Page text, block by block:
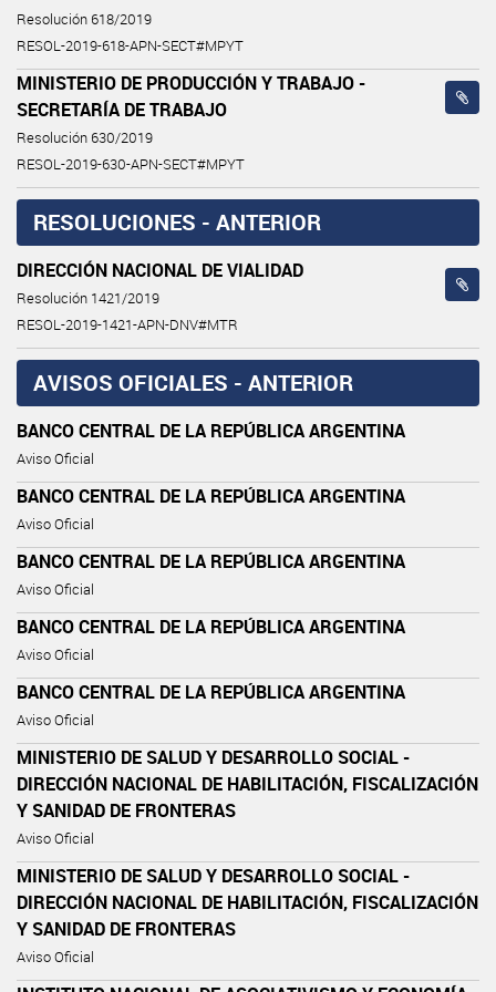
Resolución 618/2019
RESOL-2019-618-APN-SECT#MPYT
MINISTERIO DE PRODUCCIÓN Y TRABAJO -
SECRETARÍA DE TRABAJO
Resolución 630/2019
RESOL-2019-630-APN-SECT#MPYT
RESOLUCIONES - ANTERIOR
DIRECCIÓN NACIONAL DE VIALIDAD
Resolución 1421/2019
RESOL-2019-1421-APN-DNV#MTR
AVISOS OFICIALES - ANTERIOR
BANCO CENTRAL DE LA REPÚBLICA ARGENTINA
Aviso Oficial
BANCO CENTRAL DE LA REPÚBLICA ARGENTINA
Aviso Oficial
BANCO CENTRAL DE LA REPÚBLICA ARGENTINA
Aviso Oficial
BANCO CENTRAL DE LA REPÚBLICA ARGENTINA
Aviso Oficial
BANCO CENTRAL DE LA REPÚBLICA ARGENTINA
Aviso Oficial
MINISTERIO DE SALUD Y DESARROLLO SOCIAL -
DIRECCIÓN NACIONAL DE HABILITACIÓN, FISCALIZACIÓN
Y SANIDAD DE FRONTERAS
Aviso Oficial
MINISTERIO DE SALUD Y DESARROLLO SOCIAL -
DIRECCIÓN NACIONAL DE HABILITACIÓN, FISCALIZACIÓN
Y SANIDAD DE FRONTERAS
Aviso Oficial